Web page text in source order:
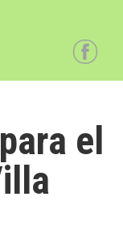
el